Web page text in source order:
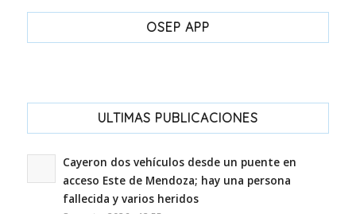
OSEP APP
ULTIMAS PUBLICACIONES
Cayeron dos vehículos desde un puente en
acceso Este de Mendoza; hay una persona
fallecida y varios heridos